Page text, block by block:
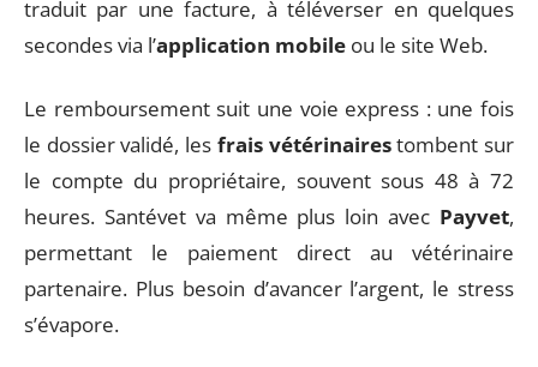
traduit par une facture, à téléverser en quelques
secondes via l’application mobile ou le site Web.
Le remboursement suit une voie express : une fois
le dossier validé, les frais vétérinairestombent sur
le compte du propriétaire, souvent sous 48 à 72
heures. Santévet va même plus loin avec Payvet,
permettant le paiement direct au vétérinaire
partenaire. Plus besoin d’avancer l’argent, le stress
s’évapore.